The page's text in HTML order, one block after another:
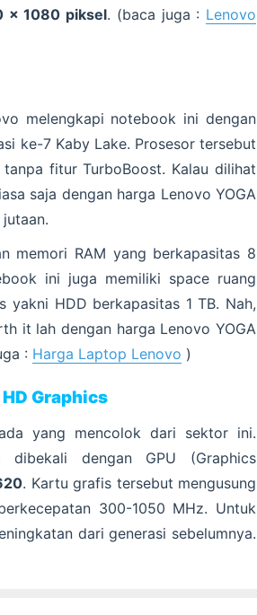
x 1080 piksel. (baca juga : Lenovo
melengkapi notebook ini dengan
ke-7 Kaby Lake. Prosesor tersebut
fitur TurboBoost. Kalau dilihat
saja dengan harga Lenovo YOGA
memori RAM yang berkapasitas 8
ini juga memiliki space ruang
yakni HDD berkapasitas 1 TB. Nah,
it lah dengan harga Lenovo YOGA
: Harga Laptop Lenovo )
Graphics
yang mencolok dari sektor ini.
dengan GPU (Graphics
. Kartu grafis tersebut mengusung
300-1050 MHz. Untuk
dari generasi sebelumnya.